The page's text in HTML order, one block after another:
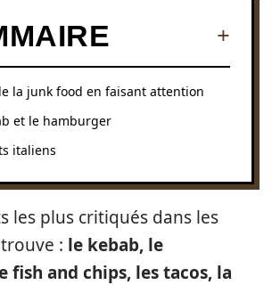
la junk food en faisant attention
et le hamburger
italiens
les plus critiqués dans les
: le kebab, le
fish and chips, les tacos, la